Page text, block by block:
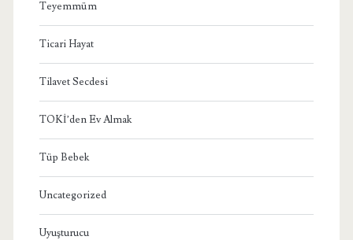
Teyemmüm
Ticari Hayat
Tilavet Secdesi
TOKİ’den Ev Almak
Tüp Bebek
Uncategorized
Uyuşturucu